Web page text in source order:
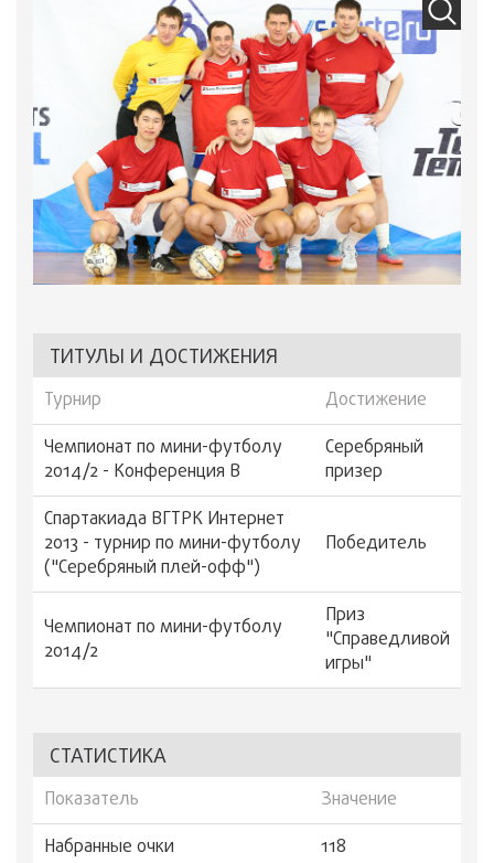
ТИТУЛЫ И ДОСТИЖЕНИЯ
Турнир
Достижение
Чемпионат по мини-футболу
2014/2 - Конференция B
Серебряный
призер
Спартакиада ВГТРК Интернет
2013 - турнир по мини-футболу
("Серебряный плей-офф")
Победитель
Чемпионат по мини-футболу
2014/2
Приз
"Справедливой
игры"
СТАТИСТИКА
Показатель
Значение
Набранные очки
118